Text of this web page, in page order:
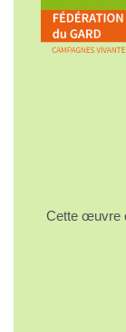
Cette œuvre